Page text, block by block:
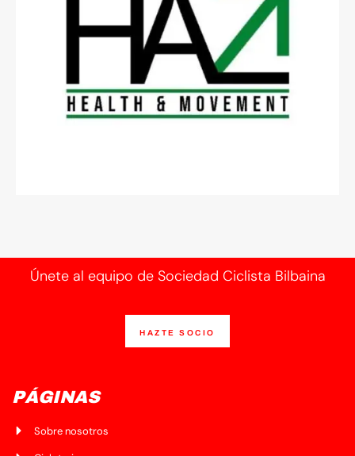
Únete al equipo de Sociedad Ciclista Bilbaina
HAZTE SOCIO
PÁGINAS
Sobre nosotros